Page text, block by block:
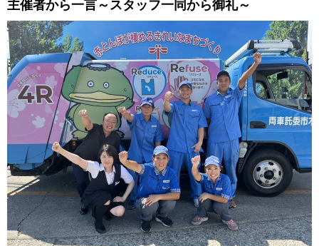
主催者から一言～スタッフ一同から御礼～